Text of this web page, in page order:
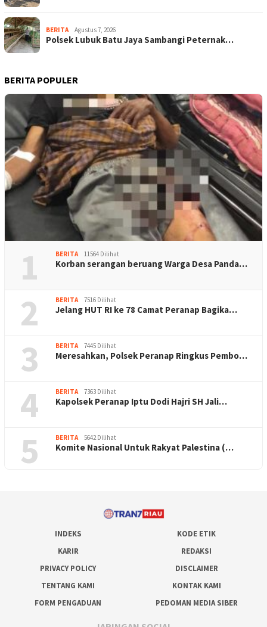
BERITA Agustus 7, 2026
Polsek Lubuk Batu Jaya Sambangi Peternak…
BERITA POPULER
1 BERITA 11564 Dilihat
Korban serangan beruang Warga Desa Panda…
2 BERITA 7516 Dilihat
Jelang HUT RI ke 78 Camat Peranap Bagika…
3 BERITA 7445 Dilihat
Meresahkan, Polsek Peranap Ringkus Pembo…
4 BERITA 7363 Dilihat
Kapolsek Peranap Iptu Dodi Hajri SH Jali…
5 BERITA 5642 Dilihat
Komite Nasional Untuk Rakyat Palestina (…
INDEKS
KODE ETIK
KARIR
REDAKSI
PRIVACY POLICY
DISCLAIMER
TENTANG KAMI
KONTAK KAMI
FORM PENGADUAN
PEDOMAN MEDIA SIBER